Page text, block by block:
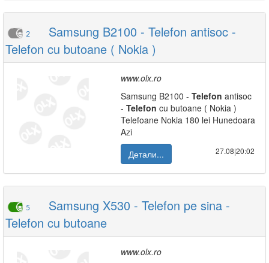
2
Samsung B2100 - Telefon antisoc -
Telefon cu butoane ( Nokia )
www.olx.ro
Samsung B2100 - Telefon antisoc
- Telefon cu butoane ( Nokia )
Telefoane Nokia 180 lei Hunedoara
Azi
Детали...
27.08|20:02
5
Samsung X530 - Telefon pe sina -
Telefon cu butoane
www.olx.ro